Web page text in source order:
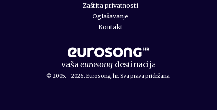
vaša eurosongdestinacija
© 2005. - 2026. Eurosong.hr. Sva prava pridržana.
Zaštita privatnosti
Oglašavanje
Kontakt